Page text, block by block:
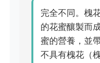
完全不同。槐
的花蜜釀製而
蜜的營養，並
不具有槐花（